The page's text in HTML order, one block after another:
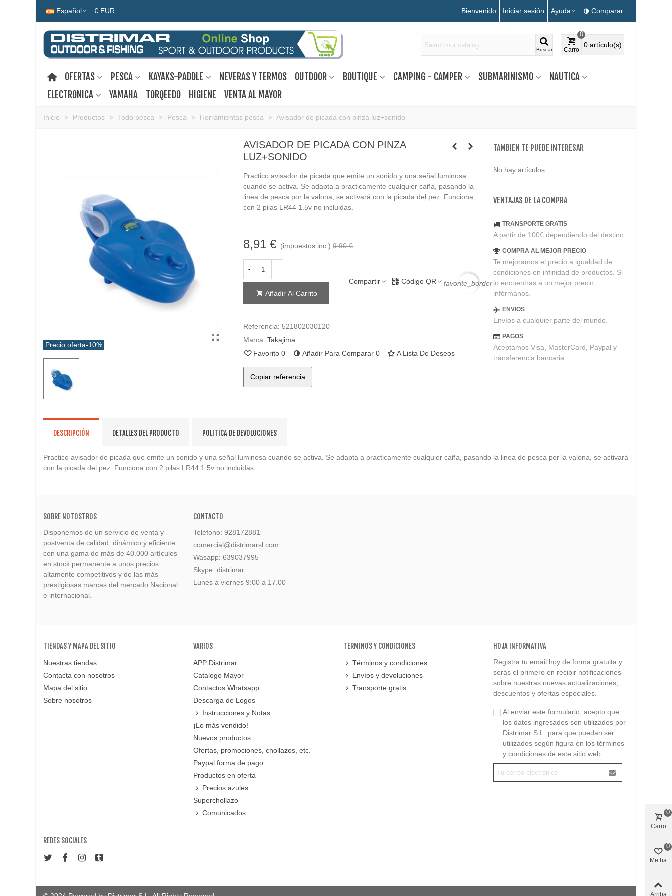
Español € EUR Bienvenido Iniciar sesión Ayuda Comparar
Buscar Carro
0
0 artículo(s)
OFERTAS PESCA KAYAKS-PADDLE NEVERAS Y TERMOS OUTDOOR BOUTIQUE CAMPING - CAMPER SUBMARINISMO
NAUTICA
ELECTRONICA
YAMAHA TORQEEDO HIGIENE VENTA AL MAYOR
Inicio > Productos > Todo pesca > Pesca > Herramientas pesca > Avisador de picada con pinza luz+sonido
Precio oferta-10%
AVISADOR DE PICADA CON PINZA
LUZ+SONIDO
Practico avisador de picada que emite un sonido y una señal luminosa
cuando se activa. Se adapta a practicamente cualquier caña, pasando la
linea de pesca por la valona, se activará con la picada del pez. Funciona
con 2 pilas LR44 1.5v no incluidas.
8,91 € (impuestos inc.) 9,90 €
- +
Añadir Al Carrito
Compartir Código QR favorite_border
Referencia: 521802030120
Marca: Takajima
Favorito 0 Añadir Para Comparar 0 A Lista De Deseos
Copiar referencia
TAMBIEN TE PUEDE INTERESAR
No hay artículos
VENTAJAS DE LA COMPRA
TRANSPORTE GRATIS
A partir de 100€ dependiendo del destino.
COMPRA AL MEJOR PRECIO
Te mejoramos el precio a igualdad de
condiciones en infinidad de productos. Si
lo encuentras a un mejor precio,
infórmanos.
ENVIOS
Envíos a cualquier parte del mundo.
PAGOS
Aceptamos Visa, MasterCard, Paypal y
transferencia bancaria
DESCRIPCIÓN DETALLES DEL PRODUCTO POLITICA DE DEVOLUCIONES
Practico avisador de picada que emite un sonido y una señal luminosa cuando se activa. Se adapta a practicamente cualquier caña, pasando la linea de pesca por la valona, se activará
con la picada del pez. Funciona con 2 pilas LR44 1.5v no incluidas.
SOBRE NOTOSTROS
Disponemos de un servicio de venta y
postventa de calidad, dinámico y eficiente
con una gama de más de 40.000 artículos
en stock permanente a unos precios
altamente competitivos y de las más
prestigiosas marcas del mercado Nacional
e internacional.
CONTACTO
Teléfono: 928172881
comercial@distrimarsl.com
Wasapp: 639037995
Skype: distrimar
Lunes a viernes 9:00 a 17.00
TIENDAS Y MAPA DEL SITIO
Nuestras tiendas
Contacta con nosotros
Mapa del sitio
Sobre nosotros
VARIOS
APP Distrimar
Catalogo Mayor
Contactos Whatsapp
Descarga de Logos
Instrucciones y Notas
¡Lo más vendido!
Nuevos productos
Ofertas, promociones, chollazos, etc.
Paypal forma de pago
Productos en oferta
Precios azules
Superchollazo
Comunicados
TERMINOS Y CONDICIONES
Términos y condiciones
Envíos y devoluciones
Transporte gratis
HOJA INFORMATIVA
Registra tu email hoy de forma gratuita y
serás el primero en recibir notificaciones
sobre nuestras nuevas actualizaciones,
descuentos y ofertas especiales.
Al enviar este formulario, acepto que
los datos ingresados son utilizados por
Distrimar S.L. para que puedan ser
utilizados según figura en los términos
y condiciones de este sitio web.
REDES SOCIALES
Carro
0
Me ha
0
Arriba